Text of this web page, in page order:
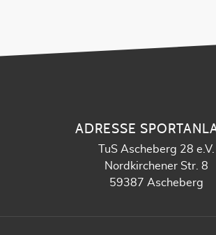
ADRESSE
TuS Ascheberg 28 e.V.
Nordkirchener Str. 8
59387 Ascheberg